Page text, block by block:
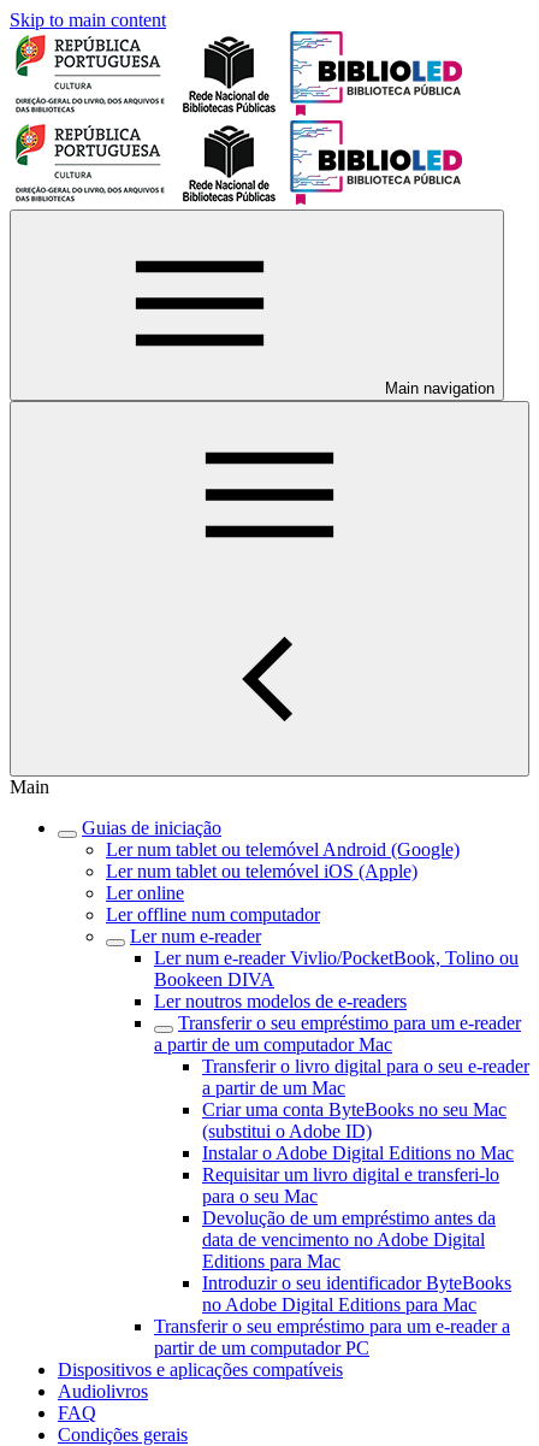
Skip to main content
Main navigation
Main
Guias de iniciação
Ler num tablet ou telemóvel Android (Google)
Ler num tablet ou telemóvel iOS (Apple)
Ler online
Ler offline num computador
Ler num e-reader
Ler num e-reader Vivlio/PocketBook, Tolino ou
Bookeen DIVA
Ler noutros modelos de e-readers
Transferir o seu empréstimo para um e-reader
a partir de um computador Mac
Transferir o livro digital para o seu e-reader
a partir de um Mac
Criar uma conta ByteBooks no seu Mac
(substitui o Adobe ID)
Instalar o Adobe Digital Editions no Mac
Requisitar um livro digital e transferi-lo
para o seu Mac
Devolução de um empréstimo antes da
data de vencimento no Adobe Digital
Editions para Mac
Introduzir o seu identificador ByteBooks
no Adobe Digital Editions para Mac
Transferir o seu empréstimo para um e-reader a
partir de um computador PC
Dispositivos e aplicações compatíveis
Audiolivros
FAQ
Condições gerais